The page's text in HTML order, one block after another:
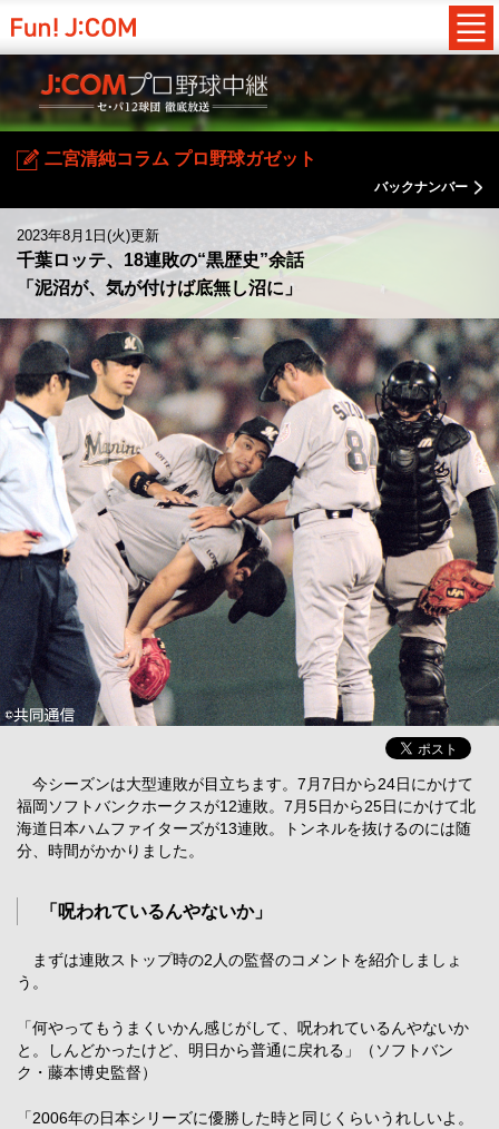
二宮清純コラム プロ野球ガゼット
バックナンバー
2023年8月1日(火)更新
千葉ロッテ、18連敗の“黒歴史”余話
「泥沼が、気が付けば底無し沼に」
今シーズンは大型連敗が目立ちます。7月7日から24日にかけて
福岡ソフトバンクホークスが12連敗。7月5日から25日にかけて北
海道日本ハムファイターズが13連敗。トンネルを抜けるのには随
分、時間がかかりました。
「呪われているんやないか」
まずは連敗ストップ時の2人の監督のコメントを紹介しましょ
う。
「何やってもうまくいかん感じがして、呪われているんやないか
と。しんどかったけど、明日から普通に戻れる」（ソフトバン
ク・藤本博史監督）
「2006年の日本シリーズに優勝した時と同じくらいうれしいよ。